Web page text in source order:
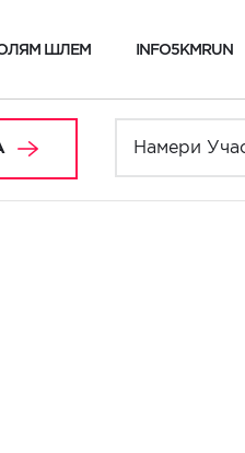
ШЛЕМ INFO5KMRUN